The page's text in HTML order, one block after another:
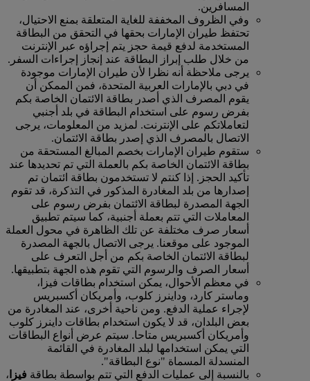
المسافرين.
وفي الظروف المخففة للغاية المتعلقة بمنع الاحتيال،
تحتفظ طيران الإمارات بحقها في التحقق من البطاقة
المستخدمة لدفع قيمة حجز يتم إجراؤه عبر الإنترنت
من خلال طلب إبراز البطاقة عند إنجاز إجراءات السفر.
يرجى ملاحظة أنه نظرا لأن طيران الإمارات موجودة
في دبي بالإمارات العربية المتحدة، فمن الممكن أن
يقوم المصرف الذي أصدر بطاقة الائتمان الخاصة بكم
بفرض رسوم على استخدام البطاقة في بلد أجنبي
لتعاملاتكم على الإنترنت. لمزيد من المعلومات، يرجى
الاتصال بالمصرف الذي إصدر بطاقة الائتمان.
ستقوم طيران الإمارات بخصم المبالغ المستحقة من
بطاقة الائتمان الخاصة بكم بالعملة التي تم تحديدها عند
تأكيد الحجز. إذا كنتم لا تستخدمون بطاقة ائتمان تم
إصدارها من بلد المغادرة المذكور في التذكرة، قد تقوم
الجهة المصدرة لبطاقة الائتمان بفرض رسوم على
المعاملات التي تتم بعملة أجنبية، كما سيتم تطبيق
أسعار صرف مختلفة عن تلك الظاهرة في محول العملة
الموجود على موقعنا. يرجى الاتصال بالجهة المصدرة
لبطاقة الائتمان الخاصة بكم من أجل التعرف على
أسعار الصرف والرسوم التي تقوم هذه الجهة بتطبيقها.
في معظم الأحوال، يمكن استخدام بطاقات فيزا،
وماستر كارد، وداينرز كلوب، وأمريكان أكسبريس
لإجراء عملية الدفع. ومن ناحية أخرى، عند المغادرة من
بعض البلدان، قد لا يكون استخدام بطاقات داينرز كلوب
وأمريكان أكسبريس متاحا. سيتم عرض أنواع البطاقات
التي يمكن استخدامها لبلد المغادرة في القائمة
المنسدلة المسماة "نوع البطاقة".
بالنسبة إلى عمليات الدفع التي تتم بواسطة بطاقة فيزا ،